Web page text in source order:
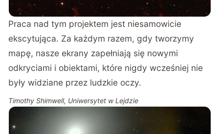
Praca nad tym projektem jest niesamowicie
ekscytująca. Za każdym razem, gdy tworzymy
mapę, nasze ekrany zapełniają się nowymi
odkryciami i obiektami, które nigdy wcześniej nie
były widziane przez ludzkie oczy.
Timothy Shimwell, Uniwersytet w Lejdzie